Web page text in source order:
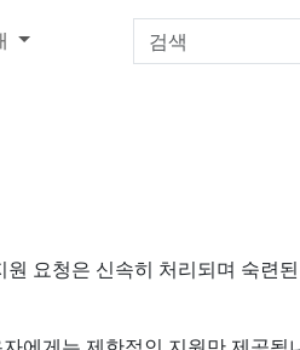
요청은 신속히 처리되며 숙련